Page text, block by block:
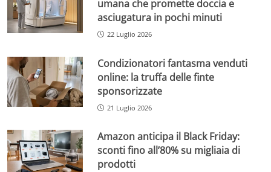
umana che promette doccia e
asciugatura in pochi minuti
22 Luglio 2026
Condizionatori fantasma venduti
online: la truffa delle finte
sponsorizzate
21 Luglio 2026
Amazon anticipa il Black Friday:
sconti fino all’80% su migliaia di
prodotti